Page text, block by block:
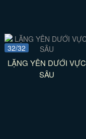
32/32
LẶNG YÊN DƯỚI VỰC
SÂU